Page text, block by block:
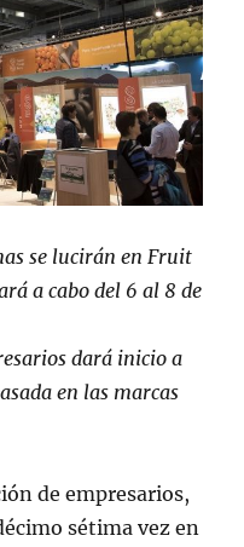
se lucirán en Fruit
a cabo del 6 al 8 de
dará inicio a
en las marcas
de empresarios,
sétima vez en